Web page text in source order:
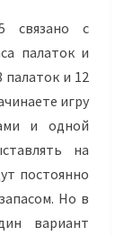
связано с
палаток и
и 12
игру
и одной
на
постоянно
Но в
вариант